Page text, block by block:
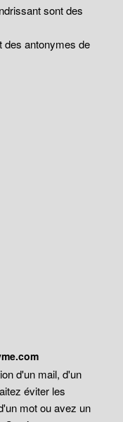
sont des
des antonymes de
d'un mail, d'un
éviter les
mot ou avez un